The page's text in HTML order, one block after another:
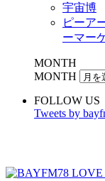
宇宙博
ピーア
ーマー
MONTH
MONTH
FOLLOW US
Tweets by